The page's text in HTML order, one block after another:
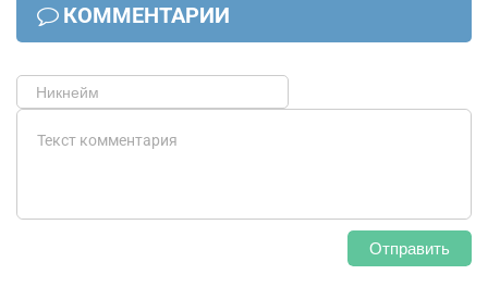
КОММЕНТАРИИ
Отправить